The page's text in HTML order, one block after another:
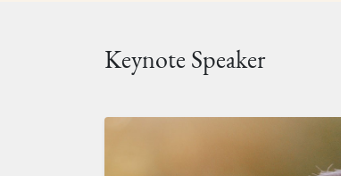
Keynote Speaker